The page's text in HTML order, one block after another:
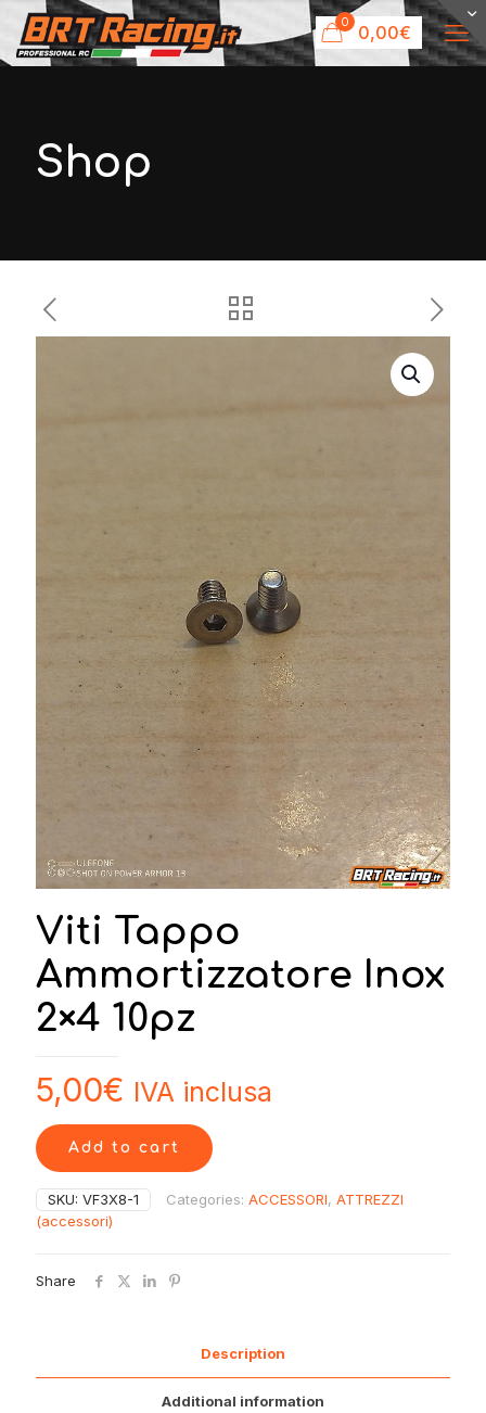
0 0,00€
Shop
Viti Tappo
Ammortizzatore Inox
2×4 10pz
5,00€ IVA inclusa
Add to cart
SKU: VF3X8-1 Categories: ACCESSORI, ATTREZZI
(accessori)
Share
Description
Additional information